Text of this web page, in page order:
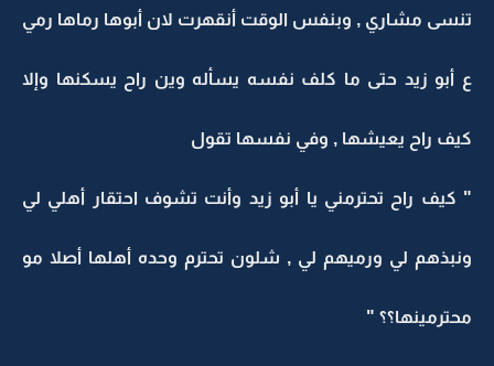
تنسى مشاري , وبنفس الوقت أنقهرت لان أبوها رماها رمي
ع أبو زيد حتى ما كلف نفسه يسأله وين راح يسكنها وإلا
كيف راح يعيشها , وفي نفسها تقول
" كيف راح تحترمني يا أبو زيد وأنت تشوف احتقار أهلي لي
ونبذهم لي ورميهم لي , شلون تحترم وحده أهلها أصلا مو
محترمينها؟؟ "